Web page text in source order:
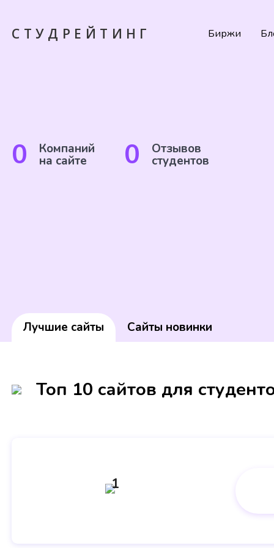
СТУДРЕЙТИНГ Биржи
0 Компаний
на сайте 0 Отзывов
студентов
Лучшие сайты Сайты новинки
Топ 10 сайтов для
1